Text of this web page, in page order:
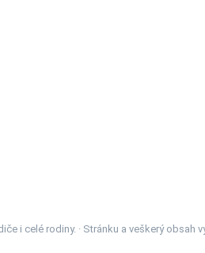
i celé rodiny. · Stránku a veškerý obsah